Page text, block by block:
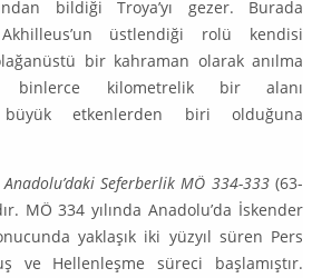
bildiği Troya’yı gezer. Burada
üstlendiği rolü kendisi
bir kahraman olarak anılma
binlerce kilometrelik bir alanı
etkenlerden biri olduğuna
Anadolu’daki Seferberlik MÖ 334-333(63-
MÖ 334 yılında Anadolu’da İskender
yaklaşık iki yüzyıl süren Pers
ve Hellenleşme süreci başlamıştır.